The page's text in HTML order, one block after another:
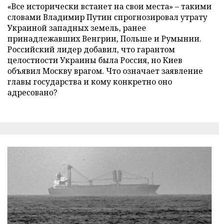
«Все исторически встанет на свои места» – такими
словами Владимир Путин спрогнозировал утрату
Украиной западных земель, ранее
принадлежавших Венгрии, Польше и Румынии.
Российский лидер добавил, что гарантом
целостности Украины была Россия, но Киев
объявил Москву врагом. Что означает заявление
главы государства и кому конкретно оно
адресовано?